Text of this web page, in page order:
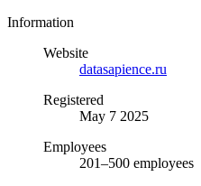
Information
Website
datasapience.ru
Registered
May 7 2025
Employees
201–500 employees